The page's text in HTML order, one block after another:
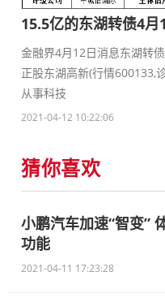
15.5亿的东湖转债4月
金融界4月12日消息东湖转
正股东湖高新(行情600133,
从事科技
2021-04-12 10:22:06
猜你喜欢
小鹏汽车加速“智变”
功能
2021-04-11 17:23:28